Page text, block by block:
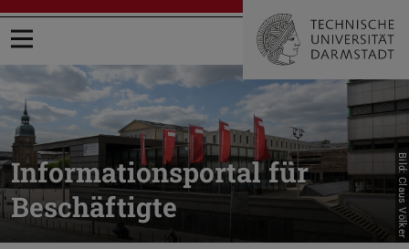
Menü öffnen
Informationsportal für
Beschäftigte
Bild: Claus Völker